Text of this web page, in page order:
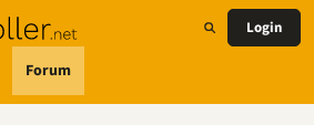
Forum
Login